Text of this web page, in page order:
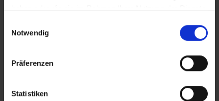
haben oder die sie im Rahmen Ihrer Nutzung der Dienste
Notwendig
Präferenzen
Statistiken
Bitte beachten Sie, dass in Griechenland seit
wird. Seit dem 01.01.2024 fungiert diese Steuer
als sogenannte Abgabe zur Klimaresilienz.
Die Touristensteuer bemisst sich je nach